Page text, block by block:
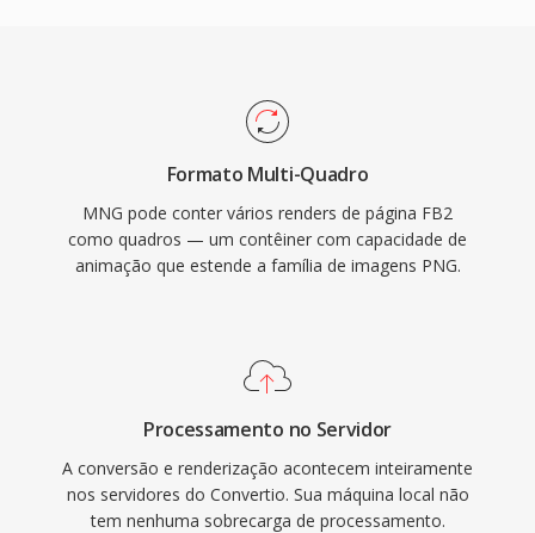
Formato Multi-Quadro
MNG pode conter vários renders de página FB2
como quadros — um contêiner com capacidade de
animação que estende a família de imagens PNG.
Processamento no Servidor
A conversão e renderização acontecem inteiramente
nos servidores do Convertio. Sua máquina local não
tem nenhuma sobrecarga de processamento.